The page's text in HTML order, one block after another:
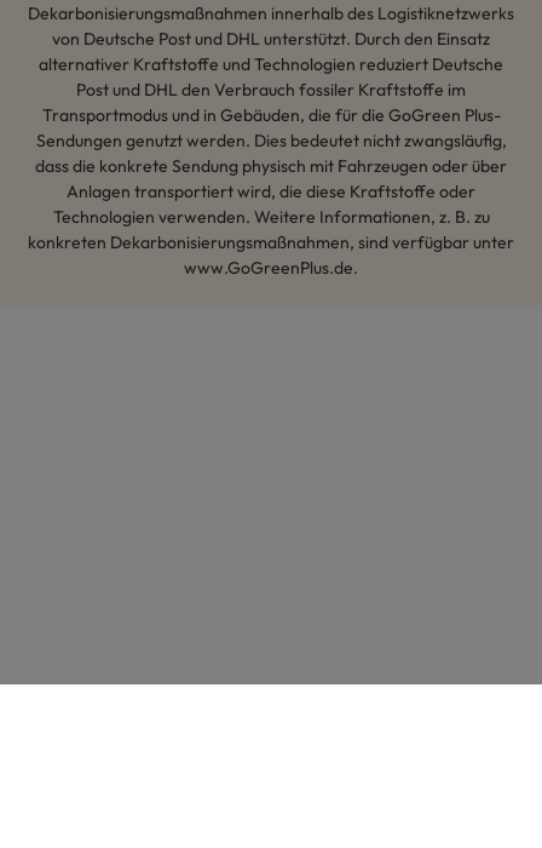
Dekarbonisierungsmaßnahmen innerhalb des Logistiknetzwerks
von Deutsche Post und DHL unterstützt. Durch den Einsatz
alternativer Kraftstoffe und Technologien reduziert Deutsche
Post und DHL den Verbrauch fossiler Kraftstoffe im
Transportmodus und in Gebäuden, die für die GoGreen Plus-
Sendungen genutzt werden. Dies bedeutet nicht zwangsläufig,
dass die konkrete Sendung physisch mit Fahrzeugen oder über
Anlagen transportiert wird, die diese Kraftstoffe oder
Technologien verwenden. Weitere Informationen, z. B. zu
konkreten Dekarbonisierungsmaßnahmen, sind verfügbar unter
www.GoGreenPlus.de.